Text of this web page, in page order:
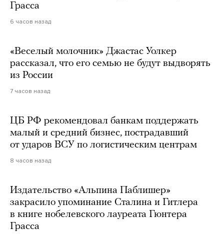
Грасса
6 часов назад
«Веселый молочник» Джастас Уолкер
рассказал, что его семью не будут выдворять
из России
7 часов назад
ЦБ РФ рекомендовал банкам поддержать
малый и средний бизнес, пострадавший
от ударов ВСУ по логистическим центрам
8 часов назад
Издательство «Альпина Паблишер»
закрасило упоминание Сталина и Гитлера
в книге нобелевского лауреата Гюнтера
Грасса